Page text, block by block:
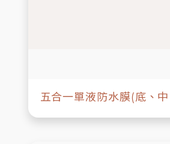
五合一單液防水膜(底、